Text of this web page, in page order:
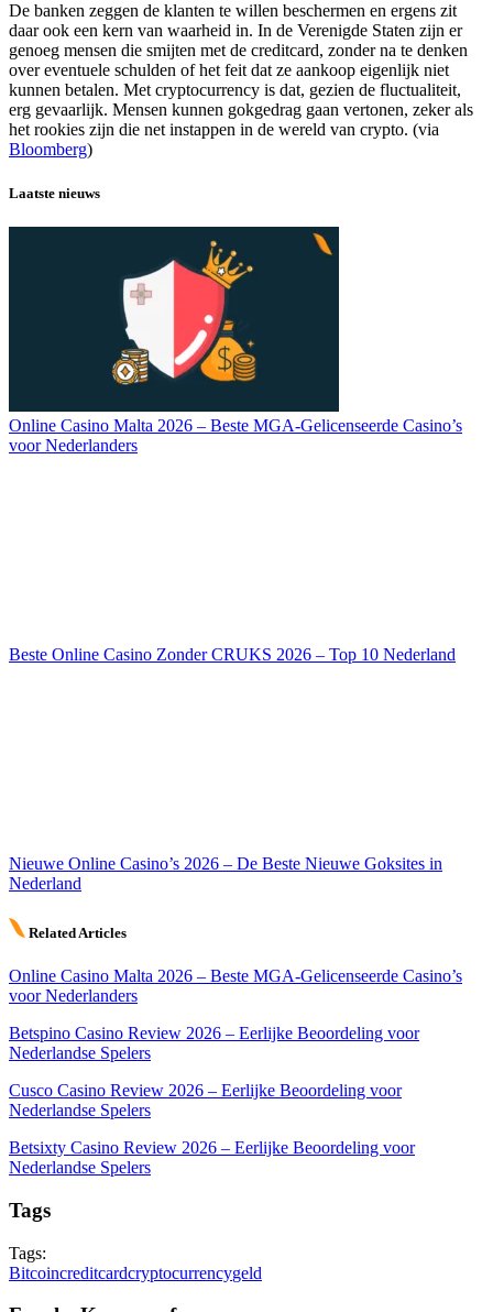
De banken zeggen de klanten te willen beschermen en ergens zit
daar ook een kern van waarheid in. In de Verenigde Staten zijn er
genoeg mensen die smijten met de creditcard, zonder na te denken
over eventuele schulden of het feit dat ze aankoop eigenlijk niet
kunnen betalen. Met cryptocurrency is dat, gezien de fluctualiteit,
erg gevaarlijk. Mensen kunnen gokgedrag gaan vertonen, zeker als
het rookies zijn die net instappen in de wereld van crypto. (via
Bloomberg)
Laatste nieuws
Online Casino Malta 2026 – Beste MGA-Gelicenseerde Casino’s
voor Nederlanders
Beste Online Casino Zonder CRUKS 2026 – Top 10 Nederland
Nieuwe Online Casino’s 2026 – De Beste Nieuwe Goksites in
Nederland
Related Articles
Online Casino Malta 2026 – Beste MGA-Gelicenseerde Casino’s
voor Nederlanders
Betspino Casino Review 2026 – Eerlijke Beoordeling voor
Nederlandse Spelers
Cusco Casino Review 2026 – Eerlijke Beoordeling voor
Nederlandse Spelers
Betsixty Casino Review 2026 – Eerlijke Beoordeling voor
Nederlandse Spelers
Tags
Tags:
Bitcoincreditcardcryptocurrencygeld